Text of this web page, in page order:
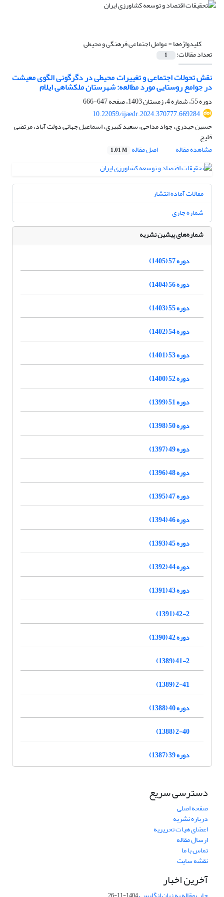
کلیدواژه‌ها =عوامل اجتماعی فرهنگی و محیطی
تعداد مقالات: 1
نقش تحولات اجتماعی و تغییرات محیطی در دگرگونی الگوی معیشت
در جوامع روستایی مورد مطالعه: شهرستان ملکشاهی ایلام
دوره 55، شماره 4، زمستان 1403، صفحه
647-666
10.22059/ijaedr.2024.370777.669284
حسین حیدری، جواد مداحی، سعید کبیری، اسماعیل جهانی دولت آباد، مرتضی
قلیچ
مشاهده مقاله
اصل مقاله 1.01 M
مقالات آماده انتشار
شماره جاری
شماره‌های پیشین نشریه
دوره 57 (1405)
دوره 56 (1404)
دوره 55 (1403)
دوره 54 (1402)
دوره 53 (1401)
دوره 52 (1400)
دوره 51 (1399)
دوره 50 (1398)
دوره 49 (1397)
دوره 48 (1396)
دوره 47 (1395)
دوره 46 (1394)
دوره 45 (1393)
دوره 44 (1392)
دوره 43 (1391)
42-2 (1391)
دوره 42 (1390)
41-2 (1389)
2-41 (1389)
دوره 40 (1388)
2-40 (1388)
دوره 39 (1387)
دسترسی سریع
صفحه اصلی
درباره نشریه
اعضای هیات تحریریه
ارسال مقاله
تماس با ما
نقشه سایت
آخرین اخبار